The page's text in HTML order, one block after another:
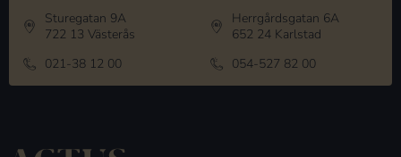
Sturegatan 9A
722 13 Västerås
021-38 12 00
Herrgårdsgatan 6A
652 24 Karlstad
054-527 82 00